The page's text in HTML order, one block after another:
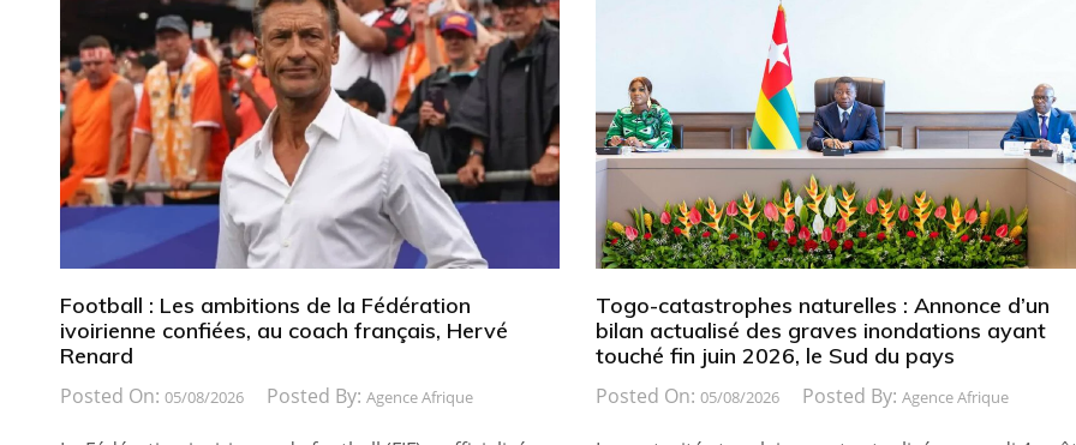
Football : Les ambitions de la Fédération
ivoirienne confiées, au coach français, Hervé
Renard
Posted On: 05/08/2026 Posted By: Agence Afrique
Togo-catastrophes naturelles : Annonce d’un
bilan actualisé des graves inondations ayant
touché fin juin 2026, le Sud du pays
Posted On: 05/08/2026 Posted By: Agence Afrique